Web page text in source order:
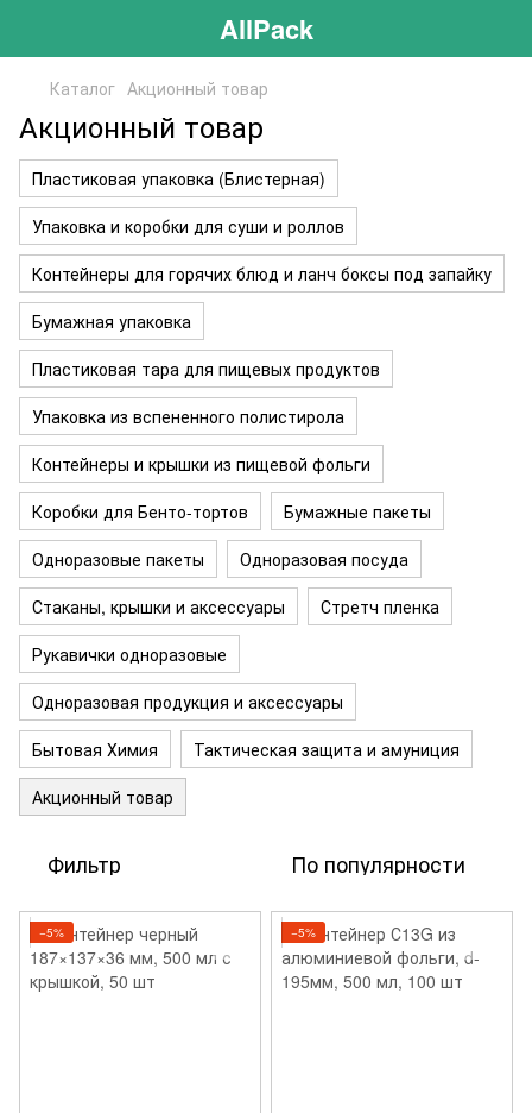
AllPack
Каталог Акционный товар
Акционный товар
Пластиковая упаковка (Блистерная)
Упаковка и коробки для суши и роллов
Контейнеры для горячих блюд и ланч боксы под запайку
Бумажная упаковка
Пластиковая тара для пищевых продуктов
Упаковка из вспененного полистирола
Контейнеры и крышки из пищевой фольги
Коробки для Бенто-тортов
Бумажные пакеты
Одноразовые пакеты
Одноразовая посуда
Стаканы, крышки и аксессуары
Стретч пленка
Рукавички одноразовые
Одноразовая продукция и аксессуары
Бытовая Химия
Тактическая защита и амуниция
Акционный товар
Фильтр По популярности
−5% −5%